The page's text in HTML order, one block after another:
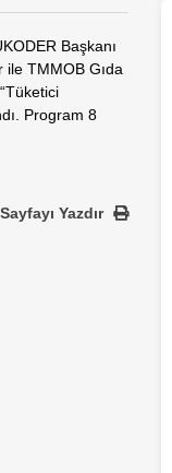
Başkanı
TMMOB Gıda
Program 8
Sayfayı Yazdır